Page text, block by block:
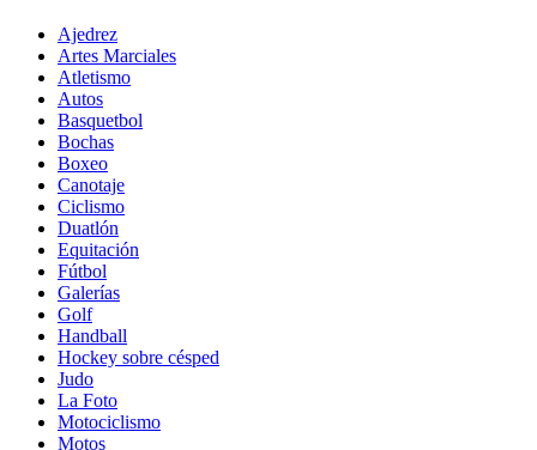
Ajedrez
Artes Marciales
Atletismo
Autos
Basquetbol
Bochas
Boxeo
Canotaje
Ciclismo
Duatlón
Equitación
Fútbol
Galerías
Golf
Handball
Hockey sobre césped
Judo
La Foto
Motociclismo
Motos